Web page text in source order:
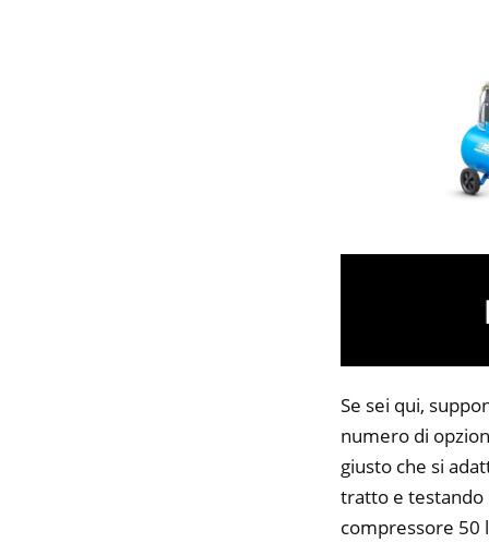
Se sei qui,
numero di
giusto che si
tratto e testando
compressore 50